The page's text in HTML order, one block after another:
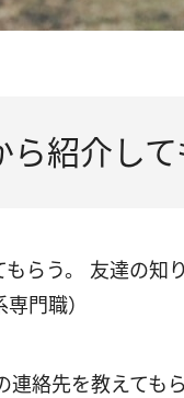
ら紹介し
もらう。 友達の
門職）
連絡先を教えて